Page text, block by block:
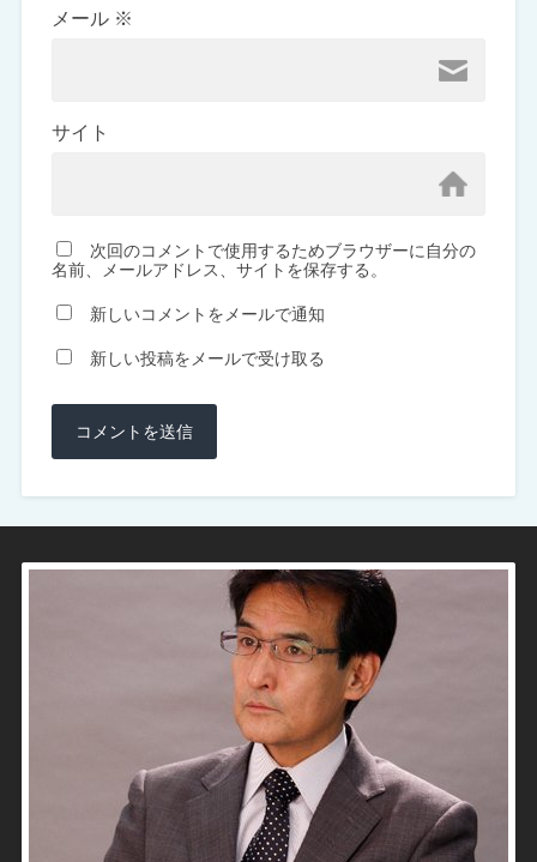
メール ※
サイト
次回のコメントで使用するためブラウザーに自分の
名前、メールアドレス、サイトを保存する。
新しいコメントをメールで通知
新しい投稿をメールで受け取る